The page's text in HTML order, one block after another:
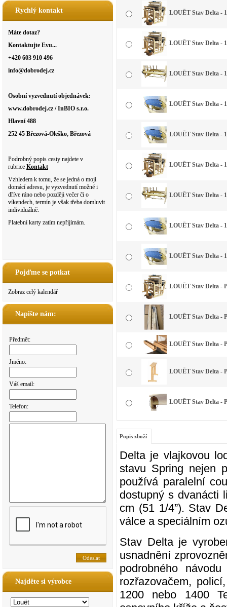
Rychlý kontakt
Máte dotaz?
Kontaktujte Evu...
+420 603 910 496
info@dobrodej.cz
Osobní vyzvednutí objednávek:
www.dobrodej.cz / InBIO s.r.o.
Hlavní 488
252 45 Březová-Oleško, Březová
Podrobný popis cesty najdete v
rubrice Kontakt
Vzhledem k tomu, že se jedná o moji
domácí adresu, je vyzvednutí možné i
dříve ráno nebo později večer či o
víkendech, termín je však třeba domluvit
individuálně.
Platební karty zatím nepřijímám.
Pojďme se potkat
Zobraz celý kalendář
Napište nám:
Předmět:
Jméno:
Váš email:
Telefon:
Najděte si výrobce
LOUËT Stav Delta -
LOUËT Stav Delta -
LOUËT Stav Delta -
LOUËT Stav Delta -
LOUËT Stav Delta -
LOUËT Stav Delta -
LOUËT Stav Delta -
LOUËT Stav Delta -
LOUËT Stav Delta -
LOUËT Stav Delta -
LOUËT Stav Delta -
LOUËT Stav Delta -
LOUËT Stav Delta -
LOUËT Stav Delta -
Popis zboží
Delta je vlajkovou
stavu Spring nejen
používá paralelní
dostupný s dvanácti
cm (51 1/4”). Stav
válce a speciálním
Stav Delta je
usnadnění
podrobného
rozřazovačem,
1200 nebo 1400